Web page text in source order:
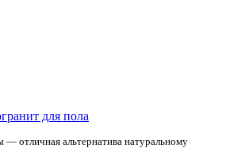
для пола
— отличная альтернатива натуральному